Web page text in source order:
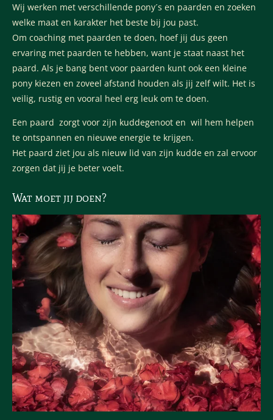
Wij werken met verschillende pony´s en paarden en zoeken
welke maat en karakter het beste bij jou past.
Om coaching met paarden te doen, hoef jij dus geen
ervaring met paarden te hebben, want je staat naast het
paard. Als je bang bent voor paarden kunt ook een kleine
pony kiezen en zoveel afstand houden als jij zelf wilt. Het is
veilig, rustig en vooral heel erg leuk om te doen.
Een paard zorgt voor zijn kuddegenoot en wil hem helpen
te ontspannen en nieuwe energie te krijgen.
Het paard ziet jou als nieuw lid van zijn kudde en zal ervoor
zorgen dat jij je beter voelt.
Wat moet jij doen?